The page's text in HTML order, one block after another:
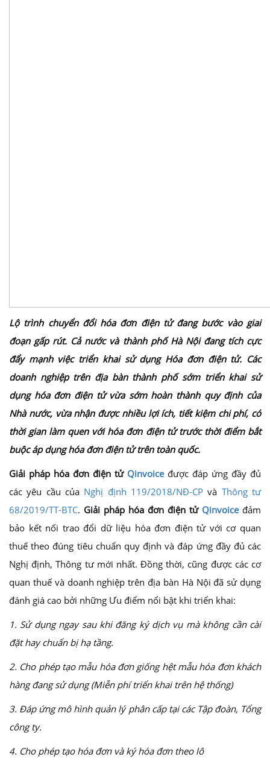
Lộ trình chuyển đổi hóa đơn điện tử đang bước vào giai
đoạn gấp rút. Cả nước và thành phố Hà Nội đang tích cực
đẩy mạnh việc triển khai sử dụng Hóa đơn điện tử. Các
doanh nghiệp trên địa bàn thành phố sớm triển khai sử
dụng hóa đơn điện tử vừa sớm hoàn thành quy định của
Nhà nước, vừa nhận được nhiều lợi ích, tiết kiệm chi phí, có
thời gian làm quen với hóa đơn điện tử trước thời điểm bắt
buộc áp dụng hóa đơn điện tử trên toàn quốc.
Giải pháp hóa đơn điện tử Qinvoiceđược đáp ứng đầy đủ
các yêu cầu của Nghị định 119/2018/NĐ-CP và Thông tư
68/2019/TT-BTC. Giải pháp hóa đơn điện tử Qinvoiceđảm
bảo kết nối trao đổi dữ liệu hóa đơn điện tử với cơ quan
thuế theo đúng tiêu chuẩn quy định và đáp ứng đầy đủ các
Nghị định, Thông tư mới nhất. Đồng thời, cũng được các cơ
quan thuế và doanh nghiệp trên địa bàn Hà Nội đã sử dụng
đánh giá cao bởi những Ưu điểm nổi bật khi triển khai:
1. Sử dụng ngay sau khi đăng ký dịch vụ mà không cần cài
đặt hay chuẩn bị hạ tầng.
2. Cho phép tạo mẫu hóa đơn giống hệt mẫu hóa đơn khách
hàng đang sử dụng (Miễn phí triển khai trên hệ thống)
3. Đáp ứng mô hình quản lý phân cấp tại các Tập đoàn, Tổng
công ty.
4. Cho phép tạo hóa đơn và ký hóa đơn theo lô